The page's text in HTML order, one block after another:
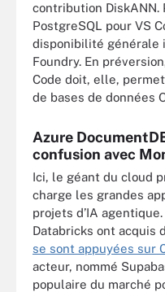
contribution DiskANN.
PostgreSQL pour VS
disponibilité générale
Foundry. En
Code doit, elle,
de bases de données
Azure
confusion avec
Ici, le géant du cloud
charge les grandes
projets d’IA
Databricks ont acquis
se sont appuyées sur
acteur, nommé
populaire du marché